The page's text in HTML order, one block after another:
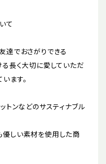
て
達でおさがりできる
長く大切に愛していただ
ます。
トンなどのサスティナブル
しい素材を使用した商